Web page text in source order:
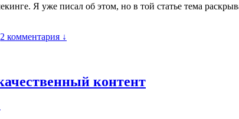
Я уже писал об этом, но в той статье тема
2 комментария ↓
контент